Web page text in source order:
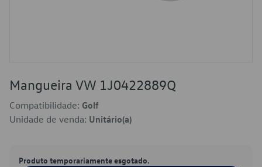
Mangueira VW 1J0422889Q
Compatibilidade: Golf
Unidade de venda: Unitário(a)
Produto temporariamente esgotado.